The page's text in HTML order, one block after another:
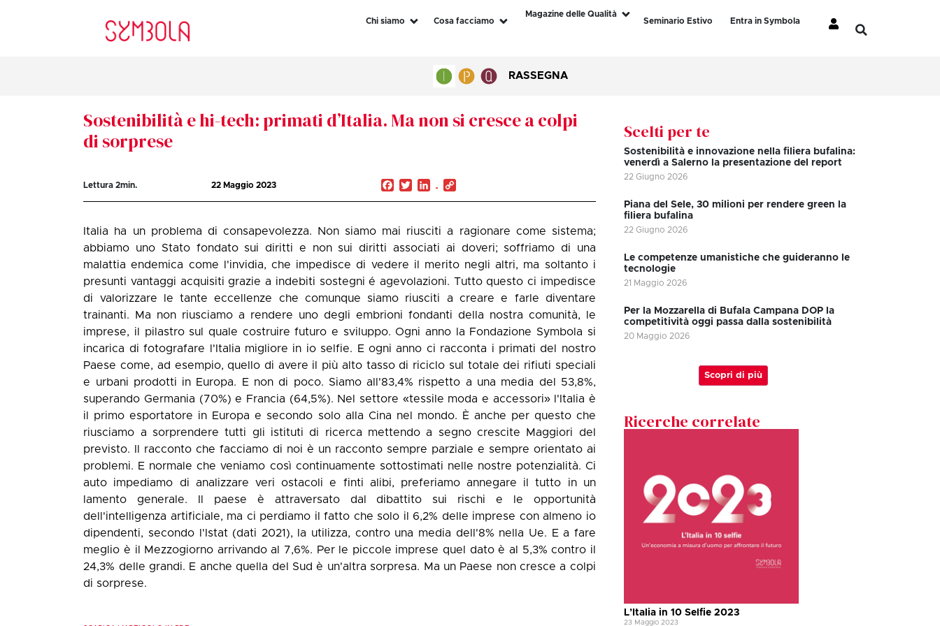
Chi siamo Cosa facciamo
Magazine delle Qualità
Seminario Estivo
Entra in Symbola
RASSEGNA
Sostenibilità e hi-tech: primati d’Italia. Ma non si cresce a colpi
di sorprese
Lettura2min. 22 Maggio 2023 Facebook
TwitterLinkedIn
Italia ha un problema di consapevolezza. Non siamo mai riusciti a ragionare come sistema;
abbiamo uno Stato fondato sui diritti e non sui diritti associati ai doveri; soffriamo di una
malattia endemica come l'invidia, che impedisce di vedere il merito negli altri, ma soltanto i
presunti vantaggi acquisiti grazie a indebiti sostegni é agevolazioni. Tutto questo ci impedisce
di valorizzare le tante eccellenze che comunque siamo riusciti a creare e farle diventare
trainanti. Ma non riusciamo a rendere uno degli embrioni fondanti della nostra comunità, le
imprese, il pilastro sul quale costruire futuro e sviluppo. Ogni anno la Fondazione Symbola si
incarica di fotografare l'Italia migliore in io selfie. E ogni anno ci racconta i primati del nostro
Paese come, ad esempio, quello di avere il più alto tasso di riciclo sul totale dei rifiuti speciali
e urbani prodotti in Europa. E non di poco. Siamo all'83,4% rispetto a una media del 53,8%,
superando Germania (70%) e Francia (64,5%). Nel settore «tessile moda e accessori» l'Italia è
il primo esportatore in Europa e secondo solo alla Cina nel mondo. È anche per questo che
riusciamo a sorprendere tutti gli istituti di ricerca mettendo a segno crescite Maggiori del
previsto. Il racconto che facciamo di noi è un racconto sempre parziale e sempre orientato ai
problemi. E normale che veniamo così continuamente sottostimati nelle nostre potenzialità. Ci
auto impediamo di analizzare veri ostacoli e finti alibi, preferiamo annegare il tutto in un
lamento generale. Il paese è attraversato dal dibattito sui rischi e le opportunità
dell'intelligenza artificiale, ma ci perdiamo il fatto che solo il 6,2% delle imprese con almeno io
dipendenti, secondo l'Istat (dati 2021), la utilizza, contro una media dell'8% nella Ue. E a fare
meglio è il Mezzogiorno arrivando al 7,6%. Per le piccole imprese quel dato è al 5,3% contro il
24,3% delle grandi. E anche quella del Sud è un'altra sorpresa. Ma un Paese non cresce a colpi
di sorprese.
Scelti per te
Sostenibilità e innovazione nella filiera bufalina:
venerdì a Salerno la presentazione del report
22 Giugno 2026
Piana del Sele, 30 milioni per rendere green la
filiera bufalina
22 Giugno 2026
Le competenze umanistiche che guideranno le
tecnologie
21 Maggio 2026
Per la Mozzarella di Bufala Campana DOP la
competitività oggi passa dalla sostenibilità
20 Maggio 2026
Scopri di più
Ricerche correlate
L’Italia in 10 Selfie 2023
23 Maggio 2023